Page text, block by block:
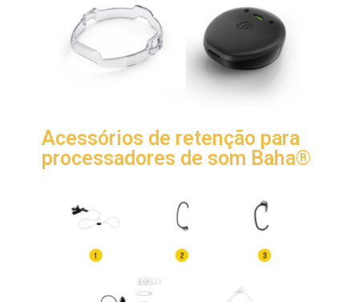
Acessórios de retenção para
processadores de som Baha®